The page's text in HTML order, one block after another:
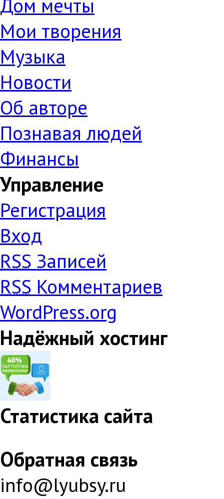
Дом мечты
Мои творения
Музыка
Новости
Об авторе
Познавая людей
Финансы
Управление
Регистрация
Вход
RSS Записей
RSS Комментариев
WordPress.org
Надёжный хостинг
Статистика сайта
Обратная связь
info@lyubsy.ru